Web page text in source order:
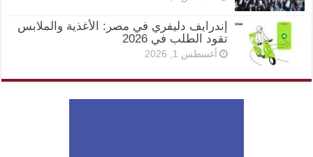
إندرايف دليفري في مصر: الأغذية والملابس
تقود الطلب في 2026
أغسطس 1, 2026